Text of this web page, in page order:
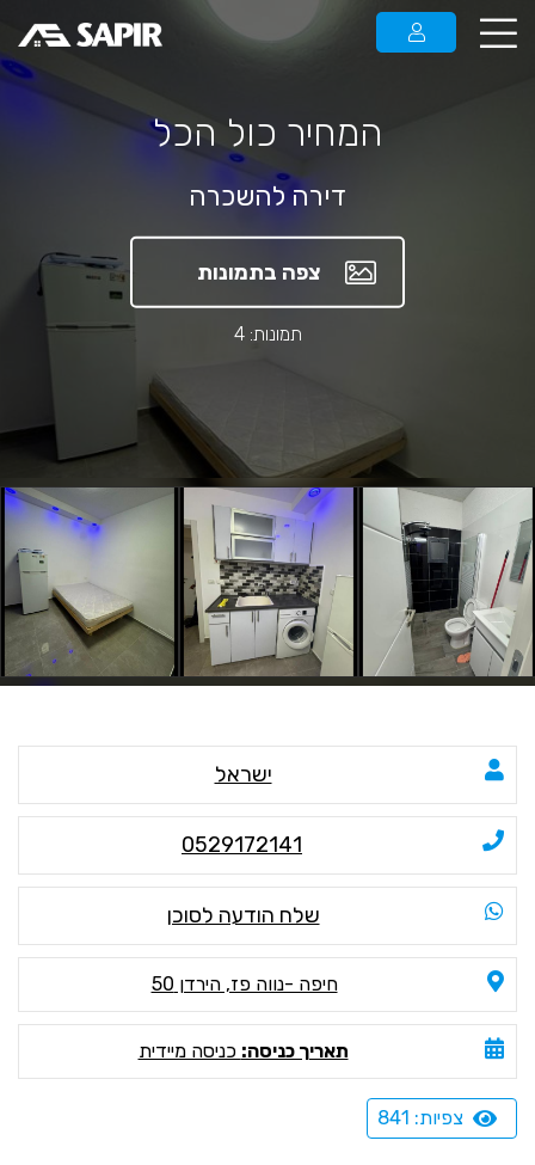
המחיר כול הכל
דירה להשכרה
צפה בתמונות
תמונות: 4
ישראל
0529172141
שלח הודעה לסוכן
חיפה -נווה פז, הירדן 50
תאריך כניסה: כניסה מיידית
צפיות: 841